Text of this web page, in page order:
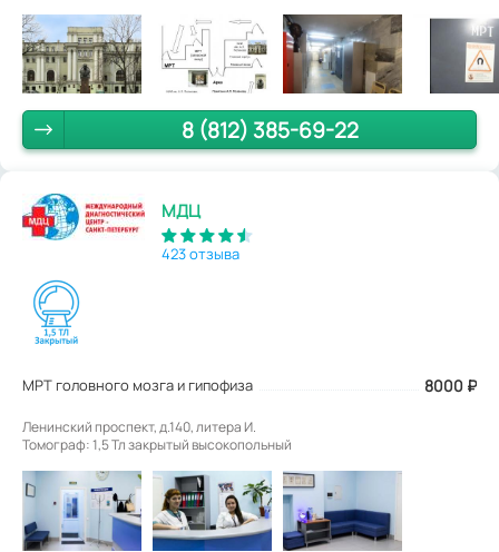
8 (812) 385-69-22
МДЦ
423 отзыва
МРТ головного мозга и гипофиза 8000 ₽
Ленинский проспект, д.140, литера И.
Томограф: 1,5 Тл закрытый высокопольный